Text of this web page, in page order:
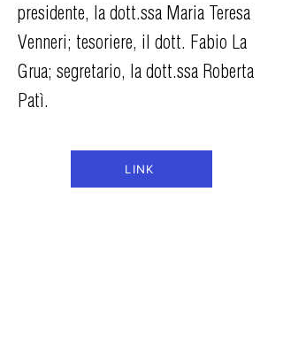
presidente, la dott.ssa Maria Teresa
Venneri; tesoriere, il dott. Fabio La
Grua; segretario, la dott.ssa Roberta
Patì.
LINK